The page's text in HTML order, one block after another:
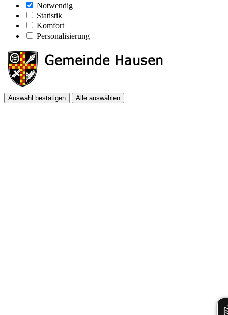
Notwendig
Statistik
Komfort
Personalisierung
Auswahl bestätigen Alle auswählen